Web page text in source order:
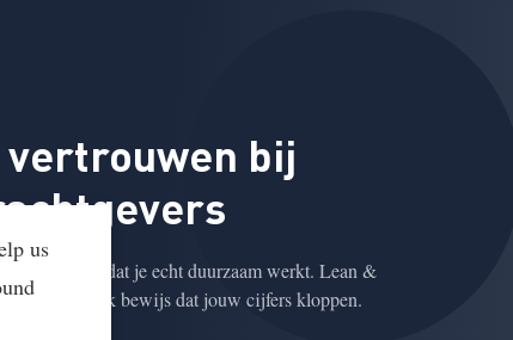
vertrouwen bij
zekerheid dat je echt duurzaam werkt. Lean &
onafhankelijk bewijs dat jouw cijfers kloppen.
us